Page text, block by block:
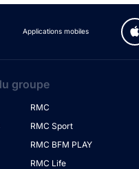
Applications mobiles
groupe
RMC
RMC Sport
RMC BFM PLAY
RMC Life